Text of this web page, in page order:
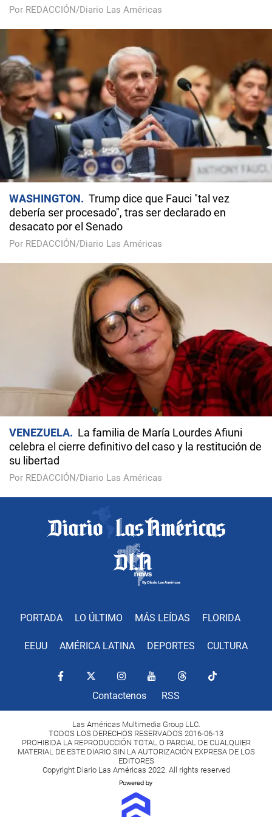
Por REDACCIÓN/Diario Las Américas
WASHINGTON
Trump dice que Fauci "tal vez
debería ser procesado", tras ser declarado en
desacato por el Senado
Por REDACCIÓN/Diario Las Américas
VENEZUELA
La familia de María Lourdes Afiuni
celebra el cierre definitivo del caso y la restitución de
su libertad
Por REDACCIÓN/Diario Las Américas
PORTADA LO ÚLTIMO MÁS LEÍDAS FLORIDA
EEUU AMÉRICA LATINA DEPORTES CULTURA
Contactenos RSS
Las Américas Multimedia Group LLC.
TODOS LOS DERECHOS RESERVADOS 2016-06-13
PROHIBIDA LA REPRODUCCIÓN TOTAL O PARCIAL DE CUALQUIER
MATERIAL DE ESTE DIARIO SIN LA AUTORIZACIÓN EXPRESA DE LOS
EDITORES
Copyright Diario Las Américas 2022. All rights reserved